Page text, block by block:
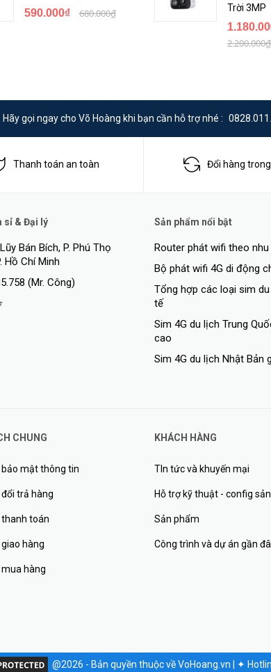
minh giúp thiết bị của bạn có thể phân biệt giữa người và
hoặc xóa/bỏ rơi đồ vật.
590.000₫ 680.000₫
Trời 3MP
2.200.000₫
Hãy gọi ngay cho Võ Hoàng khi bạn cần hỗ trợ nhé :
Thanh toán an toàn Đổi hàng
sỉ & Đại lý
Bán Bích, P. Phú Thọ
Hồ Chí Minh
(Mr. Công)
Sản phẩm nổi bật
Router phát wifi theo nhu
Bộ phát wifi 4G di động
Tổng hợp các loại sim
tế
Sim 4G du lịch Trung
cao
Sim 4G du lịch Nhật Bản
CHUNG
bảo mật thông tin
trả hàng
thanh toán
hàng
hàng
KHÁCH HÀNG
TIn tức và khuyến mại
Hỗ trợ kỹ thuật - config
Sản phẩm
Công trình và dự án gần
@2026 - Bản quyền thuộc về VoHoang.vn ✦